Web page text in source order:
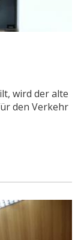
wird der alte
den Verkehr